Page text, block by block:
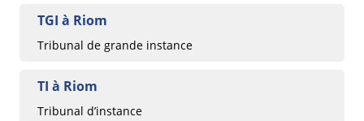
TGI à Riom
Tribunal de grande instance
TI à Riom
Tribunal d’instance